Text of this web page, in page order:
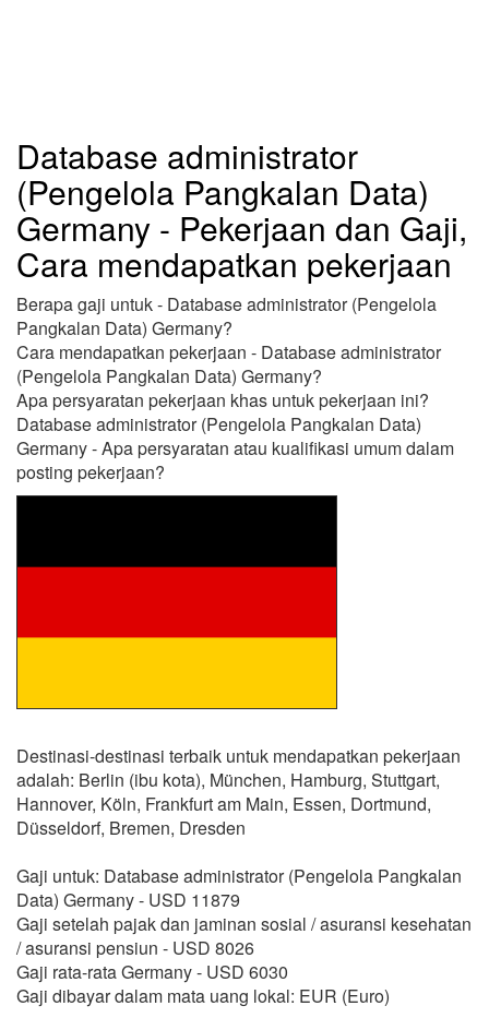
Database administrator
(Pengelola Pangkalan Data)
Germany - Pekerjaan dan Gaji,
Cara mendapatkan pekerjaan
Berapa gaji untuk - Database administrator (Pengelola
Pangkalan Data) Germany?
Cara mendapatkan pekerjaan - Database administrator
(Pengelola Pangkalan Data) Germany?
Apa persyaratan pekerjaan khas untuk pekerjaan ini?
Database administrator (Pengelola Pangkalan Data)
Germany - Apa persyaratan atau kualifikasi umum dalam
posting pekerjaan?
Destinasi-destinasi terbaik untuk mendapatkan pekerjaan
adalah: Berlin (ibu kota), München, Hamburg, Stuttgart,
Hannover, Köln, Frankfurt am Main, Essen, Dortmund,
Düsseldorf, Bremen, Dresden
Gaji untuk: Database administrator (Pengelola Pangkalan
Data) Germany - USD 11879
Gaji setelah pajak dan jaminan sosial / asuransi kesehatan
/ asuransi pensiun - USD 8026
Gaji rata-rata Germany - USD 6030
Gaji dibayar dalam mata uang lokal: EUR (Euro)